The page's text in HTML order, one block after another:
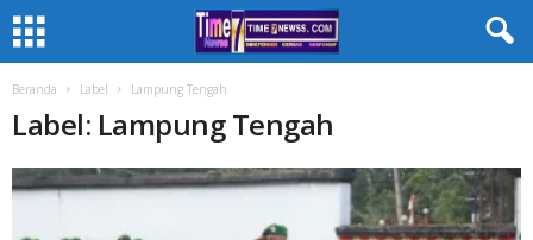
Beranda Label Lampung Tengah
Label: Lampung Tengah